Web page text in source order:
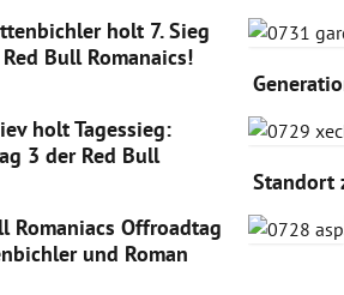
holt 7. Sieg
Bull Romanaics!
holt Tagessieg:
3 der Red Bull
Standort
Romaniacs Offroadtag
und Roman